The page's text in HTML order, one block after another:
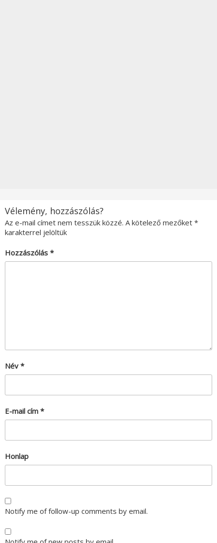
Vélemény, hozzászólás?
Az e-mail címet nem tesszük közzé. A kötelező mezőket *
karakterrel jelöltük
Hozzászólás *
Név *
E-mail cím *
Honlap
Notify me of follow-up comments by email.